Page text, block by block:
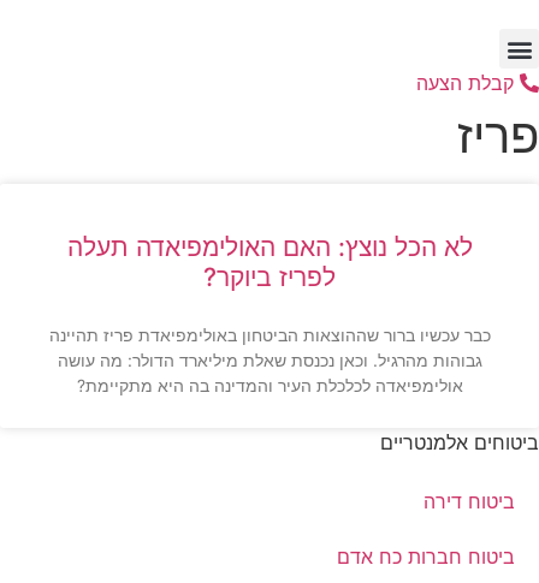
לתוכן
קבלת הצעה
פריז
לא הכל נוצץ: האם האולימפיאדה תעלה
לפריז ביוקר?
כבר עכשיו ברור שההוצאות הביטחון באולימפיאדת פריז תהיינה
גבוהות מהרגיל. וכאן נכנסת שאלת מיליארד הדולר: מה עושה
אולימפיאדה לכלכלת העיר והמדינה בה היא מתקיימת?
ביטוחים אלמנטריים
ביטוח דירה
ביטוח חברות כח אדם